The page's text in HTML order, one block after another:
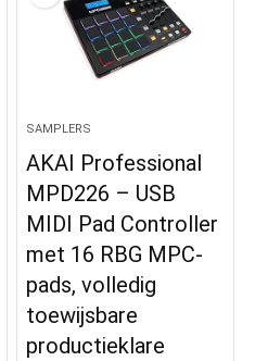
SAMPLERS
AKAI Professional
MPD226 – USB
MIDI Pad Controller
met 16 RBG MPC-
pads, volledig
toewijsbare
productieklare